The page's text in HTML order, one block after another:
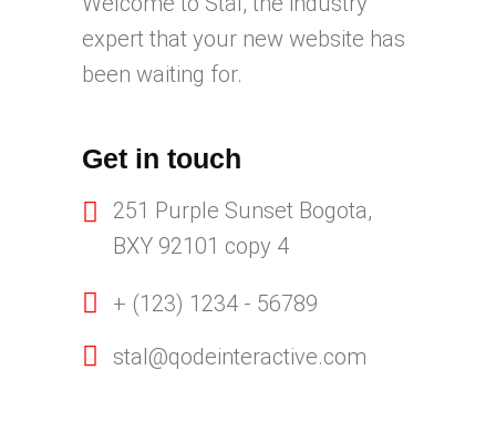
expert that your new website has
been waiting for.
Get in touch
251 Purple Sunset Bogota,
BXY 92101 copy 4
+ (123) 1234 - 56789
stal@qodeinteractive.com